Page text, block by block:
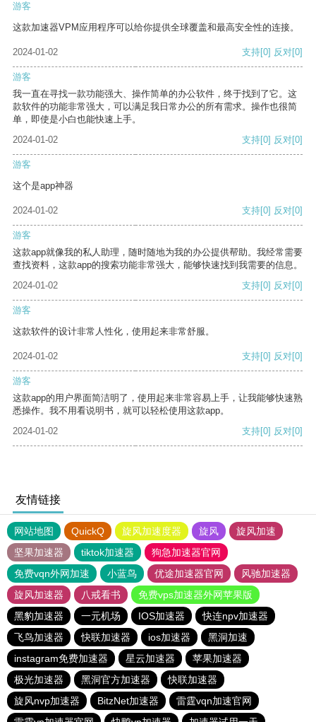
游客
这款加速器VPM应用程序可以给你提供全球覆盖和最高安全性的连接。
2024-01-02 支持[0] 反对[0]
游客
我一直在寻找一款功能强大、操作简单的办公软件，终于找到了它。这
款软件的功能非常强大，可以满足我日常办公的所有需求。操作也很简
单，即使是小白也能快速上手。
2024-01-02
支持[0] 反对[0]
游客
这个是app神器
2024-01-02 支持[0] 反对[0]
游客
这款app就像我的私人助理，随时随地为我的办公提供帮助。我经常需要
查找资料，这款app的搜索功能非常强大，能够快速找到我需要的信息。
2024-01-02
支持[0] 反对[0]
游客
这款软件的设计非常人性化，使用起来非常舒服。
2024-01-02 支持[0] 反对[0]
游客
这款app的用户界面简洁明了，使用起来非常容易上手，让我能够快速熟
悉操作。我不用看说明书，就可以轻松使用这款app。
2024-01-02
支持[0] 反对[0]
友情链接
网站地图 QuickQ 旋风加速度器 旋风
旋风加速
坚果加速器
tiktok加速器
狗急加速器官网
免费vqn外网加速
小蓝鸟 优途加速器官网
风驰加速器
旋风加速器
八戒看书
免费vps加速器外网苹果版
黑豹加速器
一元机场 IOS加速器
快连npv加速器
飞鸟加速器
快联加速器 ios加速器
黑洞加速
instagram免费加速器
星云加速器
苹果加速器
极光加速器
黑洞官方加速器
快联加速器
旋风nvp加速器
BitzNet加速器
雷霆vqn加速官网